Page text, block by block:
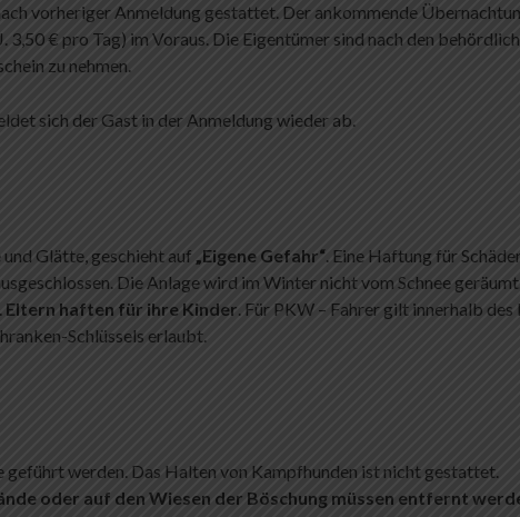
vorheriger Anmeldung gestattet. Der ankommende
3,50 € pro Tag) im Voraus. Die Eigentümer sind nach den
zu nehmen.
sich der Gast in der Anmeldung wieder ab.
Glätte, geschieht auf „Eigene Gefahr“. Eine Haftung für
Die Anlage wird im Winter nicht vom Schnee
Eltern haften für ihre Kinder. Für PKW – Fahrer gilt innerhalb
Schlüssels erlaubt.
geführt werden. Das Halten von Kampfhunden ist nicht gestattet.
oder auf den Wiesen der Böschung müssen entfernt